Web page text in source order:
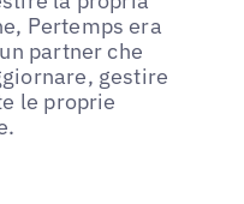
Pertemps era
partner che
gestire
le proprie